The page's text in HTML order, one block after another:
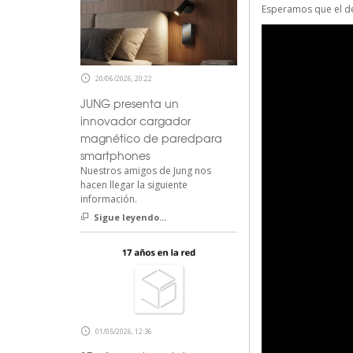
Esperamos que el
20/06/2026, 20:22
JUNG presenta un
innovador cargador
magnético de paredpara
smartphones
Nuestros amigos de Jung nos
hacen llegar la siguiente
información.
Sigue leyendo...
01/05/2026, 12:36